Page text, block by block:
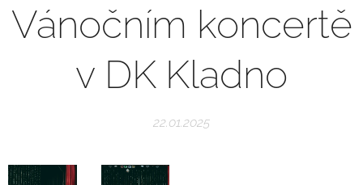
Vánočním koncertě
v DK Kladno
22.01.2025